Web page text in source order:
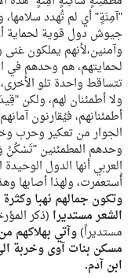
"آمِنَةٍ" أي لم تُهدد
جيوش دول قوية لحماية
وآمنين،لأنهم يملكون
لحمايتهم، هم وحدهم في
تتساقط واحدة تلو
ولا أطمئنان لهم، ولكن
أطمئنانهم، فيُقارنون
الجوار من تعكير وحرب
وحدهم المطمئنين "تَسْكُنُ
العربي أنها الدول
أُستعمرت، ولهذا أصابها
وتكون جمالهم نهبا
الشعر مستديرا (ذكر
مستديراً)
مسكن بنات آوى وخربة
ابن آدم.